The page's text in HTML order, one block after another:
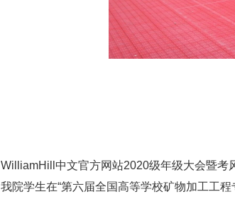
WilliamHill中文官方网站2020级年级大会暨考
我院学生在“第六届全国高等学校矿物加工工